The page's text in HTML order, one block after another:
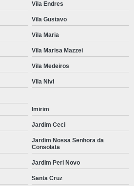
Vila Endres
Vila Gustavo
Vila Maria
Vila Marisa Mazzei
Vila Medeiros
Vila Nivi
Imirim
Jardim Ceci
Jardim Nossa Senhora da
Consolata
Jardim Peri Novo
Santa Cruz